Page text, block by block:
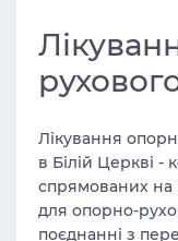
Лікування
в Білій Церкві -
спрямованих на
для опорно-
поєднанні з